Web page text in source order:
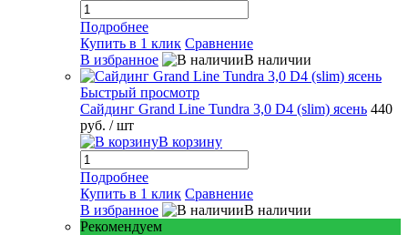
Подробнее
Купить в 1 клик Сравнение
В избранное
В наличии
Быстрый просмотр
Сайдинг Grand Line Tundra 3,0 D4 (slim) ясень 440
руб. / шт
В корзину
Подробнее
Купить в 1 клик Сравнение
В избранное
В наличии
Рекомендуем